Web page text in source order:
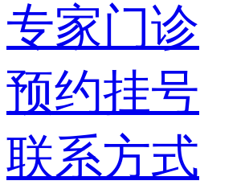
专家门诊
预约挂号
联系方式